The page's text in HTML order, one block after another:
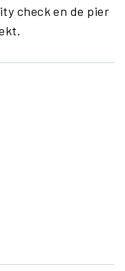
check en de pier